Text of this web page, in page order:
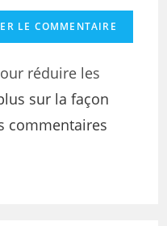
réduire les
sur la façon
commentaires